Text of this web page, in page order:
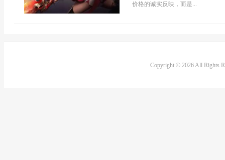
价格的诚实反映，而是...
Copyright © 2026 All Rights